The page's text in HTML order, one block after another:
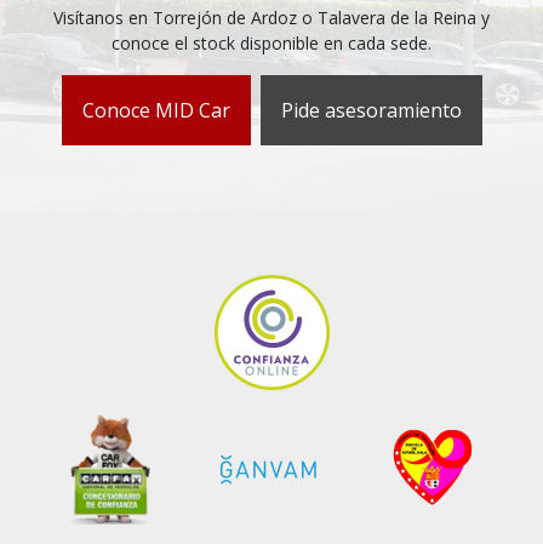
Visítanos en Torrejón de Ardoz o Talavera de la Reina y
conoce el stock disponible en cada sede.
Conoce MID Car Pide asesoramiento